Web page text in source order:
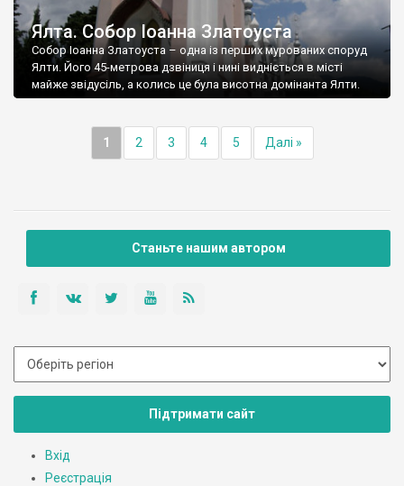
Ялта. Собор Іоанна Златоуста
Собор Іоанна Златоуста – одна із перших мурованих споруд
Ялти. Його 45-метрова дзвіниця і нині видніється в місті
майже звідусіль, а колись це була висотна домінанта Ялти.
1 2 3 4 5 Далі »
Станьте нашим автором
Підтримати сайт
Вхід
Реєстрація